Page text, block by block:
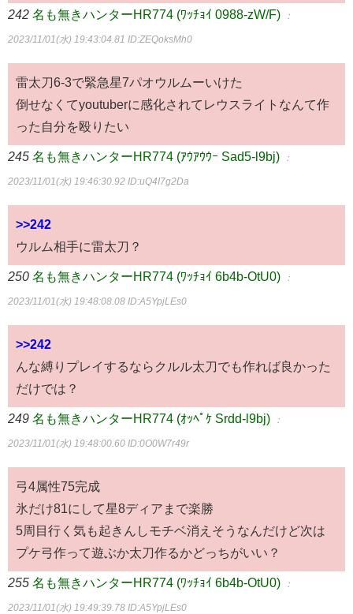
242 名も無きハンターHR774 (ﾜｯﾁｮｲ 0988-zW/F) ：
2023/11/01(水) 19:43:04.81 ID:ZEQoksMh0
雷太刀6-3で緊急星7パオウルムーいけた
倒せなくてyoutuberに感化されてレウスライトなんて作
った自分を殴りたい
245 名も無きハンターHR774 (ｱｳｱｳｳｰ Sad5-l9bj) ：
2023/11/01(水) 19:46:30.92 ID:uQ4I7g2Da
>>242
ウルム相手に雷太刀？
250 名も無きハンターHR774 (ﾜｯﾁｮｲ 6b4b-OtU0) ：
2023/11/01(水) 19:48:08.08 ID:A5YpjLEs0
>>242
んな縛りプレイするならクルル太刀でも作れば良かった
だけでは？
249 名も無きハンターHR774 (ｵｯﾍﾟｹ Srdd-l9bj) ：
2023/11/01(水) 19:48:00.60 ID:0O0W7r49r
弓4属性75完成
氷だけ81にして星8ディアまで楽勝
5周目行く気も起きんしモチベ消えそうなんだけど次は
プケ弓作って遊ぶか太刀作るかどっちがいい？
255 名も無きハンターHR774 (ﾜｯﾁｮｲ 6b4b-OtU0) ：
2023/11/01(水) 19:49:39.78 ID:A5YpjLEs0